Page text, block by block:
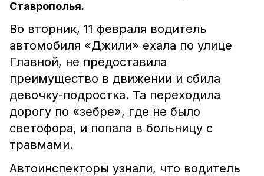
Ставрополья.
Во вторник, 11 февраля водитель
автомобиля «Джили» ехала по улице
Главной, не предоставила
преимущество в движении и сбила
девочку-подростка. Та переходила
дорогу по «зебре», где не было
светофора, и попала в больницу с
травмами.
Автоинспекторы узнали, что водитель